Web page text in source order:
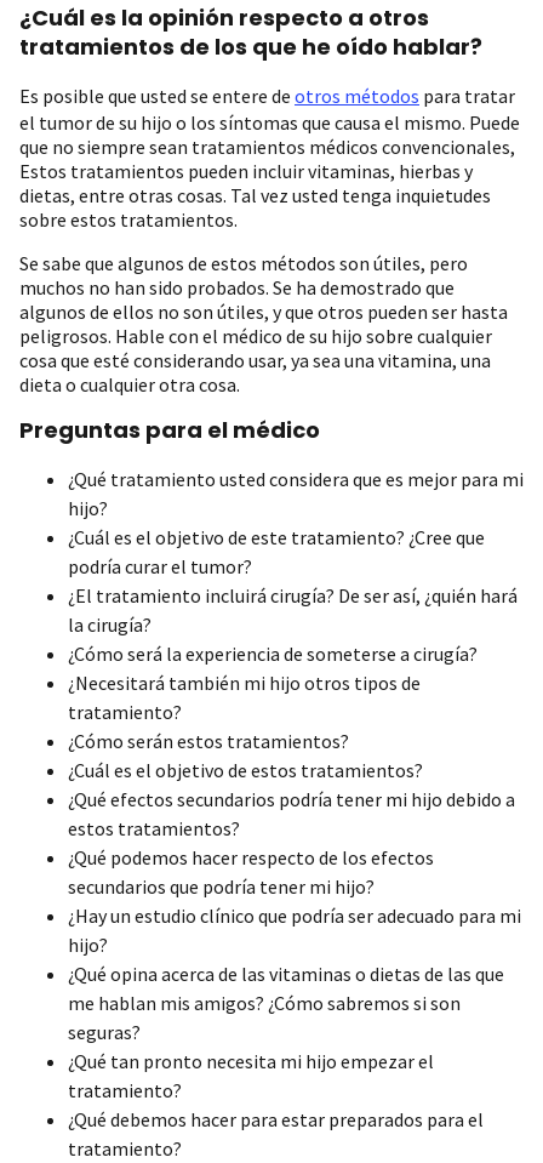
¿Cuál es la opinión respecto a otros
tratamientos de los que he oído hablar?
Es posible que usted se entere de otros métodos para tratar
el tumor de su hijo o los síntomas que causa el mismo. Puede
que no siempre sean tratamientos médicos convencionales,
Estos tratamientos pueden incluir vitaminas, hierbas y
dietas, entre otras cosas. Tal vez usted tenga inquietudes
sobre estos tratamientos.
Se sabe que algunos de estos métodos son útiles, pero
muchos no han sido probados. Se ha demostrado que
algunos de ellos no son útiles, y que otros pueden ser hasta
peligrosos. Hable con el médico de su hijo sobre cualquier
cosa que esté considerando usar, ya sea una vitamina, una
dieta o cualquier otra cosa.
Preguntas para el médico
¿Qué tratamiento usted considera que es mejor para mi
hijo?
¿Cuál es el objetivo de este tratamiento? ¿Cree que
podría curar el tumor?
¿El tratamiento incluirá cirugía? De ser así, ¿quién hará
la cirugía?
¿Cómo será la experiencia de someterse a cirugía?
¿Necesitará también mi hijo otros tipos de
tratamiento?
¿Cómo serán estos tratamientos?
¿Cuál es el objetivo de estos tratamientos?
¿Qué efectos secundarios podría tener mi hijo debido a
estos tratamientos?
¿Qué podemos hacer respecto de los efectos
secundarios que podría tener mi hijo?
¿Hay un estudio clínico que podría ser adecuado para mi
hijo?
¿Qué opina acerca de las vitaminas o dietas de las que
me hablan mis amigos? ¿Cómo sabremos si son
seguras?
¿Qué tan pronto necesita mi hijo empezar el
tratamiento?
¿Qué debemos hacer para estar preparados para el
tratamiento?